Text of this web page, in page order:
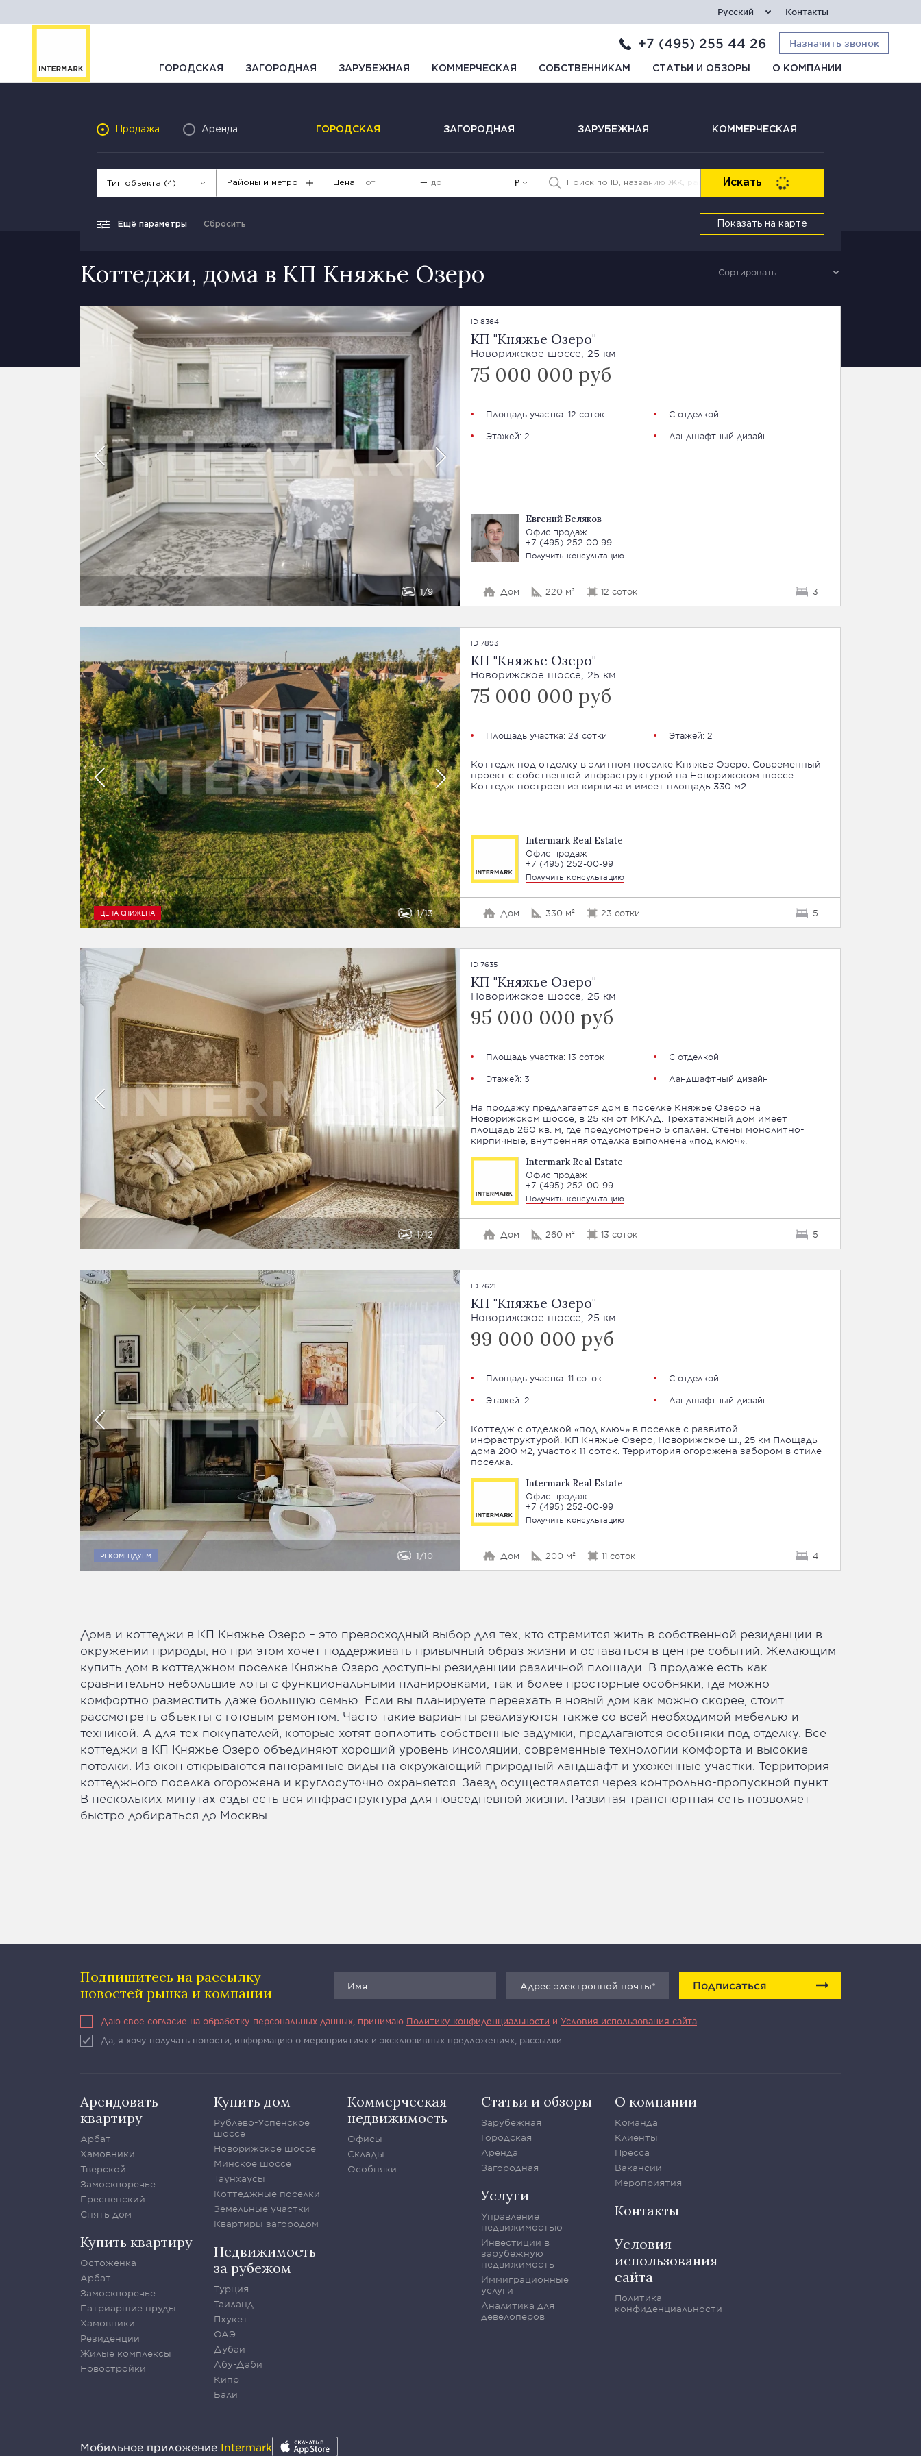
Русский Контакты
+7 (495) 255 44 26 Назначить звонок
ГОРОДСКАЯ ЗАГОРОДНАЯ ЗАРУБЕЖНАЯ КОММЕРЧЕСКАЯ СОБСТВЕННИКАМ СТАТЬИ И ОБЗОРЫ О КОМПАНИИ
Продажа Аренда ГОРОДСКАЯ ЗАГОРОДНАЯ ЗАРУБЕЖНАЯ КОММЕРЧЕСКАЯ
Тип объекта (4) Районы и метро Цена — ₽ Искать
Ещё параметры Сбросить Показать на карте
Коттеджи, дома в КП Княжье Озеро Сортировать
1 9
ID 8364
КП "Княжье Озеро"
Новорижское шоссе, 25 км
75 000 000 руб
Площадь участка: 12 соток
С отделкой
Этажей: 2
Ландшафтный дизайн
Евгений Беляков
Офис продаж
+7 (495) 252 00 99
Получить консультацию
Дом 220 м² 12 соток 3
ЦЕНА СНИЖЕНА 1 13
ID 7893
КП "Княжье Озеро"
Новорижское шоссе, 25 км
75 000 000 руб
Площадь участка: 23 сотки Этажей: 2
Коттедж под отделку в элитном поселке Княжье Озеро. Современный
проект с собственной инфраструктурой на Новорижском шоссе.
Коттедж построен из кирпича и имеет площадь 330 м2.
Intermark Real Estate
Офис продаж
+7 (495) 252-00-99
Получить консультацию
Дом 330 м² 23 сотки 5
1 12
ID 7635
КП "Княжье Озеро"
Новорижское шоссе, 25 км
95 000 000 руб
Площадь участка: 13 соток
С отделкой
Этажей: 3
Ландшафтный дизайн
На продажу предлагается дом в посёлке Княжье Озеро на
Новорижском шоссе, в 25 км от МКАД. Трехэтажный дом имеет
площадь 260 кв. м, где предусмотрено 5 спален. Стены монолитно-
кирпичные, внутренняя отделка выполнена «под ключ».
Intermark Real Estate
Офис продаж
+7 (495) 252-00-99
Получить консультацию
Дом 260 м² 13 соток 5
РЕКОМЕНДУЕМ 1 10
ID 7621
КП "Княжье Озеро"
Новорижское шоссе, 25 км
99 000 000 руб
Площадь участка: 11 соток
С отделкой
Этажей: 2
Ландшафтный дизайн
Коттедж с отделкой «под ключ» в поселке с развитой
инфраструктурой. КП Княжье Озеро, Новорижское ш., 25 км Площадь
дома 200 м2, участок 11 соток. Территория огорожена забором в стиле
поселка.
Intermark Real Estate
Офис продаж
+7 (495) 252-00-99
Получить консультацию
Дом 200 м² 11 соток 4
Дома и коттеджи в КП Княжье Озеро – это превосходный выбор для тех, кто стремится жить в собственной резиденции в
окружении природы, но при этом хочет поддерживать привычный образ жизни и оставаться в центре событий. Желающим
купить дом в коттеджном поселке Княжье Озеро доступны резиденции различной площади. В продаже есть как
сравнительно небольшие лоты с функциональными планировками, так и более просторные особняки, где можно
комфортно разместить даже большую семью. Если вы планируете переехать в новый дом как можно скорее, стоит
рассмотреть объекты с готовым ремонтом. Часто такие варианты реализуются также со всей необходимой мебелью и
техникой. А для тех покупателей, которые хотят воплотить собственные задумки, предлагаются особняки под отделку. Все
коттеджи в КП Княжье Озеро объединяют хороший уровень инсоляции, современные технологии комфорта и высокие
потолки. Из окон открываются панорамные виды на окружающий природный ландшафт и ухоженные участки. Территория
коттеджного поселка огорожена и круглосуточно охраняется. Заезд осуществляется через контрольно-пропускной пункт.
В нескольких минутах езды есть вся инфраструктура для повседневной жизни. Развитая транспортная сеть позволяет
быстро добираться до Москвы.
Подпишитесь на рассылку
новостей рынка и компании
Подписаться
Даю свое согласие на обработку персональных данных, принимаю Политику конфиденциальности и Условия использования сайта
Да, я хочу получать новости, информацию о мероприятиях и эксклюзивных предложениях, рассылки
Арендовать
квартиру
Арбат
Хамовники
Тверской
Замоскворечье
Пресненский
Снять дом
Купить квартиру
Остоженка
Арбат
Замоскворечье
Патриаршие пруды
Хамовники
Резиденции
Жилые комплексы
Новостройки
Купить дом
Рублево-Успенское
шоссе
Новорижское шоссе
Минское шоссе
Таунхаусы
Коттеджные поселки
Земельные участки
Квартиры загородом
Недвижимость
за рубежом
Турция
Таиланд
Пхукет
ОАЭ
Дубаи
Абу-Даби
Кипр
Бали
Коммерческая
недвижимость
Офисы
Склады
Особняки
Статьи и обзоры
Зарубежная
Городская
Аренда
Загородная
Услуги
Управление
недвижимостью
Инвестиции в
зарубежную
недвижимость
Иммиграционные
услуги
Аналитика для
девелоперов
О компании
Команда
Клиенты
Пресса
Вакансии
Мероприятия
Контакты
Условия
использования
сайта
Политика
конфиденциальности
Мобильное приложение Intermark